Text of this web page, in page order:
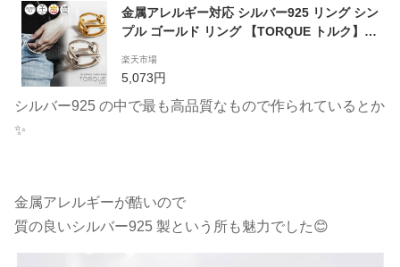
金属アレルギー対応 シルバー925 リング シン
プル ゴールド リング 【TORQUE トルク】
ス silver925 チェーン 鎖 くさり シンプル ゴ
ールド 太め 指輪 おしゃれ シンプル シルバー
幅広 幅太 ワイド 重ね付け
楽天市場
5,073円
シルバー925 の中で最も高品質なもので作られているとか
✨
金属アレルギーが酷いので
質の良いシルバー925 製という所も魅力でした😊